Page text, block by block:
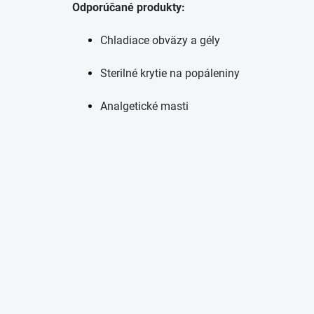
Odporúčané produkty:
Chladiace obväzy a gély
Sterilné krytie na popáleniny
Analgetické masti